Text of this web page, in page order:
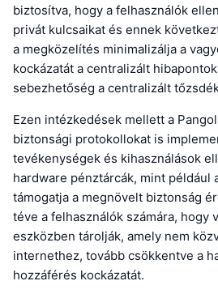
biztosítva, hogy a felhasználók
privát kulcsaikat és ennek
a megközelítés minimalizálja a
kockázatát a centralizált
sebezhetőség a centralizált
Ezen intézkedések mellett a
biztonsági protokollokat is
tevékenységek és kihasználások
hardware pénztárcák, mint például
támogatja a megnövelt biztonság
téve a felhasználók számára, hogy
eszközben tárolják, amely nem
internethez, tovább csökkentve a
hozzáférés kockázatát.